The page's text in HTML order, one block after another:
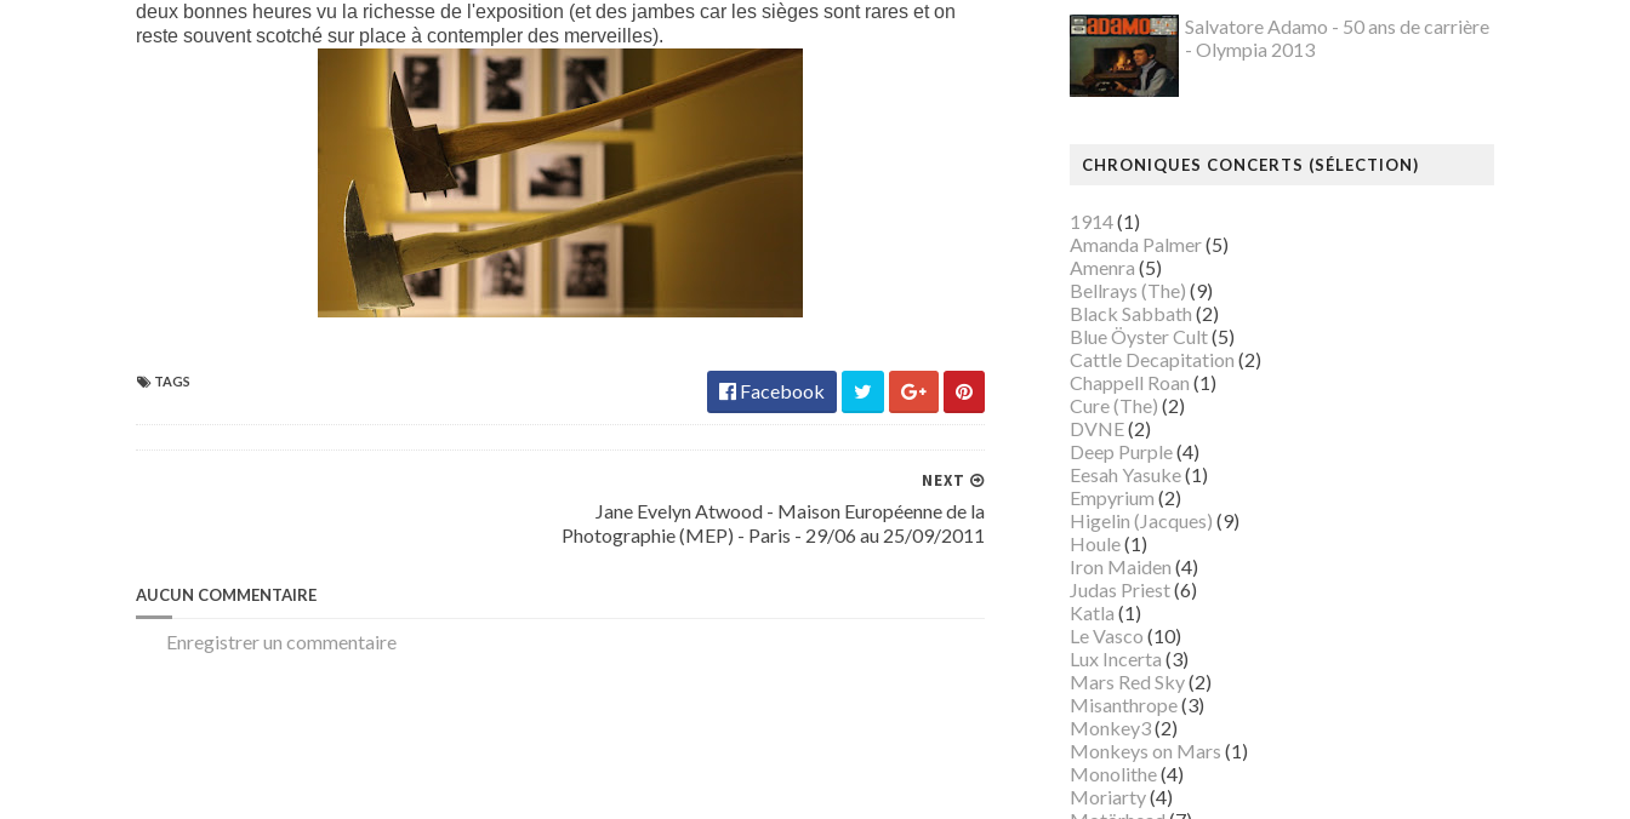
deux bonnes heures vu la richesse de l'exposition (et des jambes car les sièges sont rares et on
reste souvent scotché sur place à contempler des merveilles).
TAGS Facebook
NEXT
Jane Evelyn Atwood - Maison Européenne de la
Photographie (MEP) - Paris - 29/06 au 25/09/2011
AUCUN COMMENTAIRE
Enregistrer un commentaire
Salvatore Adamo - 50 ans de carrière
- Olympia 2013
CHRONIQUES CONCERTS (SÉLECTION)
1914(1)
Amanda Palmer(5)
Amenra (5)
Bellrays (The) (9)
Black Sabbath (2)
Blue Öyster Cult(5)
Cattle Decapitation (2)
Chappell Roan (1)
Cure (The) (2)
DVNE(2)
Deep Purple(4)
Eesah Yasuke(1)
Empyrium (2)
Higelin (Jacques) (9)
Houle(1)
Iron Maiden (4)
Judas Priest(6)
Katla (1)
Le Vasco (10)
Lux Incerta (3)
Mars Red Sky(2)
Misanthrope(3)
Monkey3(2)
Monkeys on Mars (1)
Monolithe(4)
Moriarty(4)